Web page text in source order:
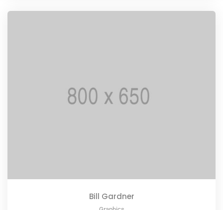
Bill Gardner